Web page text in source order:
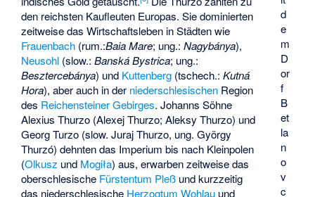
d
e
m
D
or
f
B
et
la
n
o
v
c
den reichsten Kaufleuten Europas. Sie dominierten
zeitweise das Wirtschaftsleben in Städten wie
Frauenbach (rum.:Baia Mare; ung.:Nagybánya),
Neusohl (slow.:Banská Bystrica; ung.:
Besztercebánya) und Kuttenberg (tschech.:Kutná
Hora), aber auch in der niederschlesischen Region
des Reichensteiner Gebirges. Johanns Söhne
Alexius Thurzo (Alexej Thurzo; Aleksy Thurzo) und
Georg Turzo (slow. Juraj Thurzo, ung. György
Thurzó) dehnten das Imperium bis nach Kleinpolen
(Olkusz und Mogiła) aus, erwarben zeitweise das
oberschlesische Fürstentum Pleß und kurzzeitig
das niederschlesische Herzogtum Wohlau und